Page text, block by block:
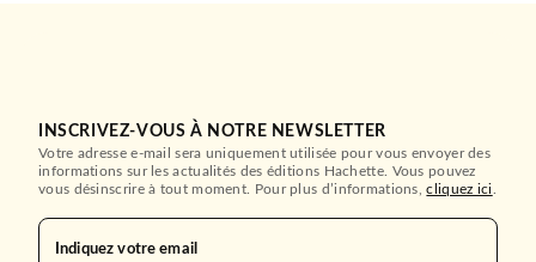
INSCRIVEZ-VOUS À NOTRE NEWSLETTER
Votre adresse e-mail sera uniquement utilisée pour vous envoyer des
informations sur les actualités des éditions Hachette. Vous pouvez
vous désinscrire à tout moment. Pour plus d’informations,cliquez ici
Indiquez votre email